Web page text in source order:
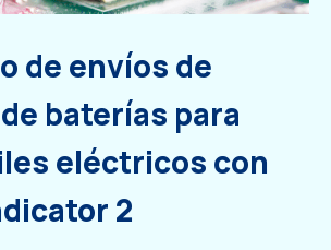
de envíos de
baterías para
eléctricos con
2